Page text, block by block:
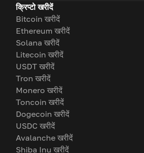
क्रिप्टो खरीदें
Bitcoin खरीदें
Ethereum खरीदें
Solana खरीदें
Litecoin खरीदें
USDT खरीदें
Tron खरीदें
Monero खरीदें
Toncoin खरीदें
Dogecoin खरीदें
USDC खरीदें
Avalanche खरीदें
Shiba Inu खरीदें